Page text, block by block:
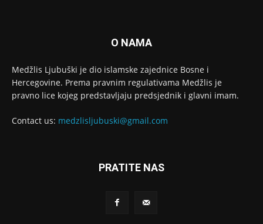
O NAMA
Medžlis Ljubuški je dio islamske zajednice Bosne i
Hercegovine. Prema pravnim regulativama Medžlis je
pravno lice kojeg predstavljaju predsjednik i glavni imam.
Contact us: medzlisljubuski@gmail.com
PRATITE NAS